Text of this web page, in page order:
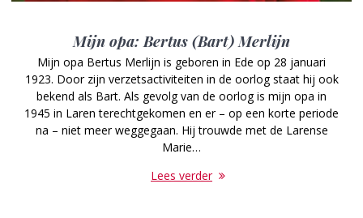
Mijn opa: Bertus (Bart) Merlijn
Mijn opa Bertus Merlijn is geboren in Ede op 28 januari
1923. Door zijn verzetsactiviteiten in de oorlog staat hij ook
bekend als Bart. Als gevolg van de oorlog is mijn opa in
1945 in Laren terechtgekomen en er – op een korte periode
na – niet meer weggegaan. Hij trouwde met de Larense
Marie…
Lees verder